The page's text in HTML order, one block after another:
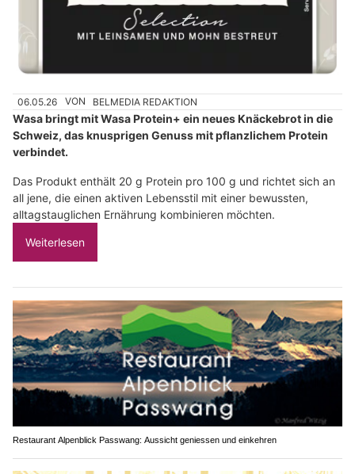
06.05.26 VON BELMEDIA REDAKTION
Wasa bringt mit Wasa Protein+ ein neues Knäckebrot in die
Schweiz, das knusprigen Genuss mit pflanzlichem Protein
verbindet.
Das Produkt enthält 20 g Protein pro 100 g und richtet sich an
all jene, die einen aktiven Lebensstil mit einer bewussten,
alltagstauglichen Ernährung kombinieren möchten.
Weiterlesen
Restaurant Alpenblick Passwang: Aussicht geniessen und einkehren